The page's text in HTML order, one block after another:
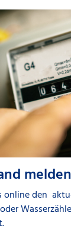
melden
online den